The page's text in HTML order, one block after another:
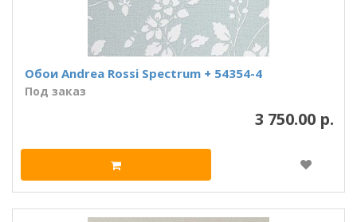
Обои Andrea Rossi Spectrum + 54354-4
Под заказ
3 750.00 р.